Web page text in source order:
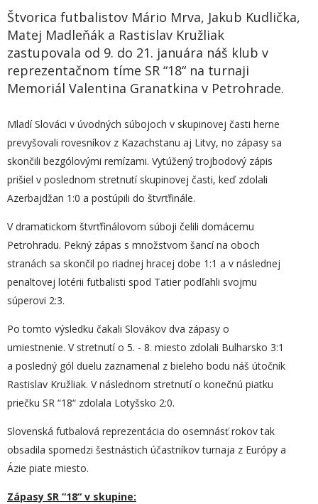
Štvorica futbalistov Mário Mrva, Jakub Kudlička,
Matej Madleňák a Rastislav Kružliak
zastupovala od 9. do 21. januára náš klub v
reprezentačnom tíme SR “18“ na turnaji
Memoriál Valentina Granatkina v Petrohrade.
Mladí Slováci v úvodných súbojoch v skupinovej časti herne
prevyšovali rovesníkov z Kazachstanu aj Litvy, no zápasy sa
skončili bezgólovými remízami. Vytúžený trojbodový zápis
prišiel v poslednom stretnutí skupinovej časti, keď zdolali
Azerbajdžan 1:0 a postúpili do štvrťfinále.
V dramatickom štvrťfinálovom súboji čelili domácemu
Petrohradu. Pekný zápas s množstvom šancí na oboch
stranách sa skončil po riadnej hracej dobe 1:1 a v následnej
penaltovej lotérii futbalisti spod Tatier podľahli svojmu
súperovi 2:3.
Po tomto výsledku čakali Slovákov dva zápasy o
umiestnenie. V stretnutí o 5. - 8. miesto zdolali Bulharsko 3:1
a posledný gól duelu zaznamenal z bieleho bodu náš útočník
Rastislav Kružliak. V následnom stretnutí o konečnú piatku
priečku SR “18“ zdolala Lotyšsko 2:0.
Slovenská futbalová reprezentácia do osemnásť rokov tak
obsadila spomedzi šestnástich účastníkov turnaja z Európy a
Ázie piate miesto.
Zápasy SR “18“ v skupine: